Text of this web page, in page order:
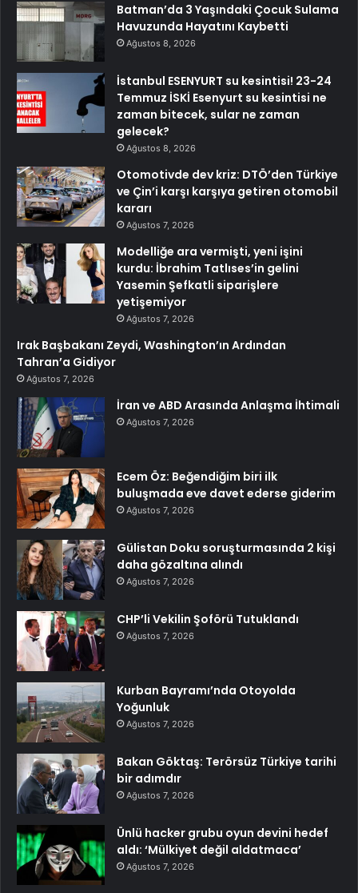
Batman’da 3 Yaşındaki Çocuk Sulama
Havuzunda Hayatını Kaybetti
Ağustos 8, 2026
İstanbul ESENYURT su kesintisi! 23-24
Temmuz İSKİ Esenyurt su kesintisi ne
zaman bitecek, sular ne zaman
gelecek?
Ağustos 8, 2026
Otomotivde dev kriz: DTÖ’den Türkiye
ve Çin’i karşı karşıya getiren otomobil
kararı
Ağustos 7, 2026
Modelliğe ara vermişti, yeni işini
kurdu: İbrahim Tatlıses’in gelini
Yasemin Şefkatli siparişlere
yetişemiyor
Ağustos 7, 2026
Irak Başbakanı Zeydi, Washington’ın Ardından
Tahran’a Gidiyor
Ağustos 7, 2026
İran ve ABD Arasında Anlaşma İhtimali
Ağustos 7, 2026
Ecem Öz: Beğendiğim biri ilk
buluşmada eve davet ederse giderim
Ağustos 7, 2026
Gülistan Doku soruşturmasında 2 kişi
daha gözaltına alındı
Ağustos 7, 2026
CHP’li Vekilin Şoförü Tutuklandı
Ağustos 7, 2026
Kurban Bayramı’nda Otoyolda
Yoğunluk
Ağustos 7, 2026
Bakan Göktaş: Terörsüz Türkiye tarihi
bir adımdır
Ağustos 7, 2026
Ünlü hacker grubu oyun devini hedef
aldı: ‘Mülkiyet değil aldatmaca’
Ağustos 7, 2026